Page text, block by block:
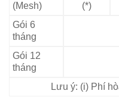
(Mesh)
(*)
Gói 6
tháng
Gói 12
tháng
Lưu ý: (i) Phí